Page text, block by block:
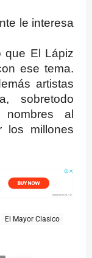
le interesa
que El Lápiz
ese tema.
artistas
sobretodo
al
los millones
El Mayor Clasico